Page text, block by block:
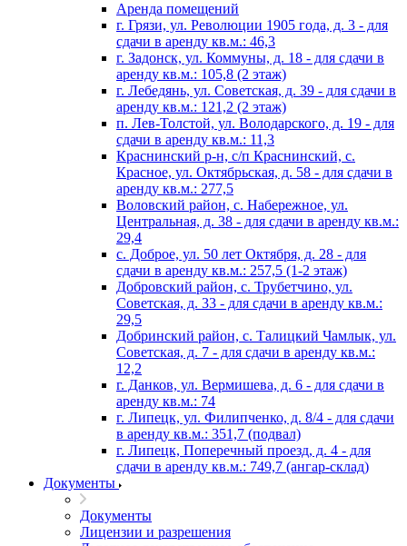
Аренда помещений
г. Грязи, ул. Революции 1905 года, д. 3 - для
сдачи в аренду кв.м.: 46,3
г. Задонск, ул. Коммуны, д. 18 - для сдачи в
аренду кв.м.: 105,8 (2 этаж)
г. Лебедянь, ул. Советская, д. 39 - для сдачи в
аренду кв.м.: 121,2 (2 этаж)
п. Лев-Толстой, ул. Володарского, д. 19 - для
сдачи в аренду кв.м.: 11,3
Краснинский р-н, с/п Краснинский, с.
Красное, ул. Октябрьская, д. 58 - для сдачи в
аренду кв.м.: 277,5
Воловский район, с. Набережное, ул.
Центральная, д. 38 - для сдачи в аренду кв.м.:
29,4
с. Доброе, ул. 50 лет Октября, д. 28 - для
сдачи в аренду кв.м.: 257,5 (1-2 этаж)
Добровский район, с. Трубетчино, ул.
Советская, д. 33 - для сдачи в аренду кв.м.:
29,5
Добринский район, с. Талицкий Чамлык, ул.
Советская, д. 7 - для сдачи в аренду кв.м.:
12,2
г. Данков, ул. Вермишева, д. 6 - для сдачи в
аренду кв.м.: 74
г. Липецк, ул. Филипченко, д. 8/4 - для сдачи
в аренду кв.м.: 351,7 (подвал)
г. Липецк, Поперечный проезд, д. 4 - для
сдачи в аренду кв.м.: 749,7 (ангар-склад)
Документы
Документы
Лицензии и разрешения